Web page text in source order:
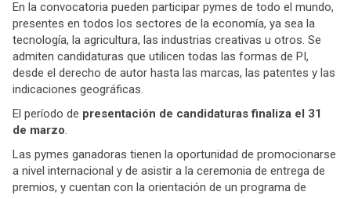
En la convocatoria pueden participar pymes de todo el mundo,
presentes en todos los sectores de la economía, ya sea la
tecnología, la agricultura, las industrias creativas u otros. Se
admiten candidaturas que utilicen todas las formas de PI,
desde el derecho de autor hasta las marcas, las patentes y las
indicaciones geográficas.
El período de presentación de candidaturas finaliza el 31
de marzo.
Las pymes ganadoras tienen la oportunidad de promocionarse
a nivel internacional y de asistir a la ceremonia de entrega de
premios, y cuentan con la orientación de un programa de